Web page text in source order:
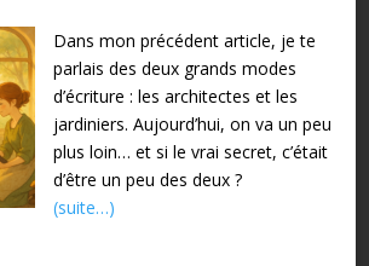
Dans mon précédent article, je te
parlais des deux grands modes
d’écriture : les architectes et les
jardiniers. Aujourd’hui, on va un peu
plus loin… et si le vrai secret, c’était
d’être un peu des deux ?
(suite…)